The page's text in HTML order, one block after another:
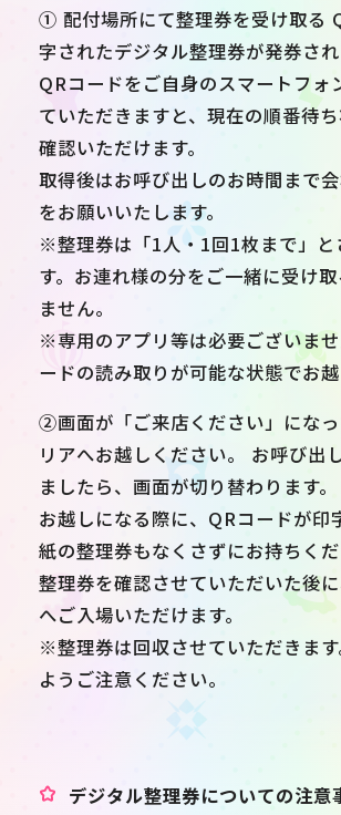
① 配付場所にて整理券を受け取る
字されたデジタル整理券が発券され
QRコードをご自身のスマートフォ
ていただきますと、現在の順番待
確認いただけます。
取得後はお呼び出しのお時間まで
をお願いいたします。
※整理券は「1人・1回1枚まで」と
す。お連れ様の分をご一緒に受け
ません。
※専用のアプリ等は必要ございま
ードの読み取りが可能な状態でお越
②画面が「ご来店ください」にな
リアへお越しください。 お呼び出
ましたら、画面が切り替わります。
お越しになる際に、QRコードが印
紙の整理券もなくさずにお持ちくだ
整理券を確認させていただいた後
へご入場いただけます。
※整理券は回収させていただきま
ようご注意ください。
デジタル整理券についての注意